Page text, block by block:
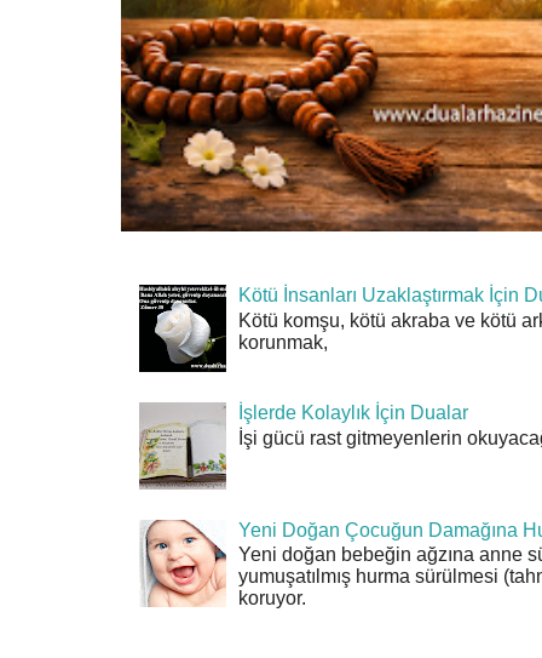
Kötü İnsanları Uzaklaştırmak İçin
Kötü komşu, kötü akraba ve kötü
korunmak,
İşlerde Kolaylık İçin Dualar
İşi gücü rast gitmeyenlerin
Yeni Doğan Çocuğun Damağına
Yeni doğan bebeğin ağzına anne
yumuşatılmış hurma sürülmesi
koruyor.